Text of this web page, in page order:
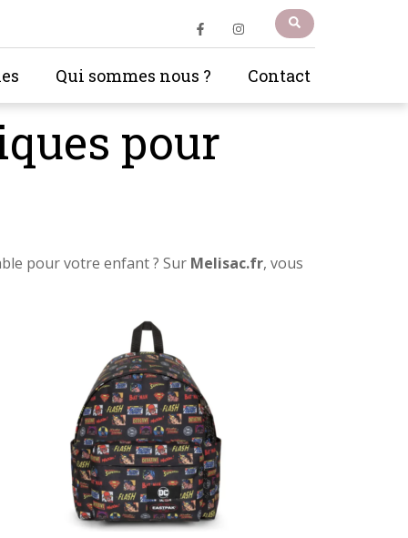
Qui sommes nous ? Contact
pour
pour votre enfant ? Sur Melisac.fr, vous